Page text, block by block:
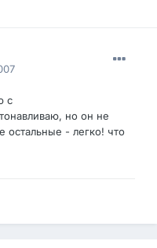
с
но он не
остальные - легко! что